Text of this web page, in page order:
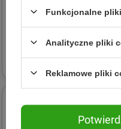
FLOSLEK Stop Naczynka
hesperydyną na noc 50ml
35,12 zł
Funkcjonalne
Analityczne pliki
Reklamowe pliki